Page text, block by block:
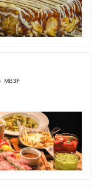
MB3F